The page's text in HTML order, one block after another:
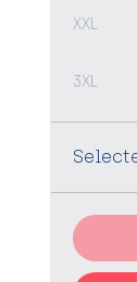
XXL
3XL